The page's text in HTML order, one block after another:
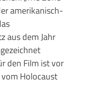
amerikanisch-
aus dem Jahr
den Film ist vor
Holocaust